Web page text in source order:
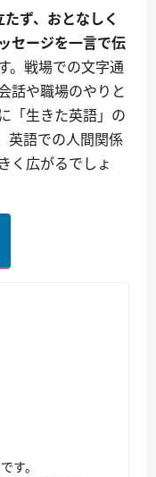
たず、おとなしく
セージを一言で伝
。戦場での文字通
話や職場のやりと
「生きた英語」の
英語での人間関係
く広がるでしょ
です。